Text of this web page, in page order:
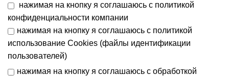
нажимая на кнопку я соглашаюсь с политикой
конфиденциальности компании
нажимая на кнопку я соглашаюсь с политикой
использование Cookies (файлы идентификации
пользователей)
нажимая на кнопку я соглашаюсь с обработкой